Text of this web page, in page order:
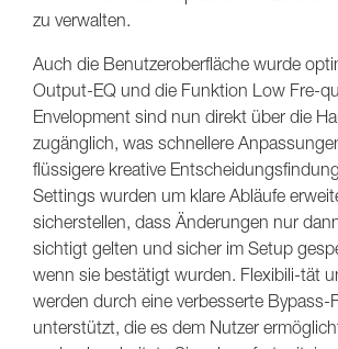
zu verwalten.
Auch die Benutzeroberfläche wurde
Output-EQ und die Funktion Low Fre-
Envelopment sind nun direkt über die
zugänglich, was schnellere
flüssigere kreative
Settings wurden um klare Abläufe
sicherstellen, dass Änderungen nur
sichtigt gelten und sicher im Setup
wenn sie bestätigt wurden. Flexibili-tät
werden durch eine verbesserte Bypass-
unterstützt, die es dem Nutzer